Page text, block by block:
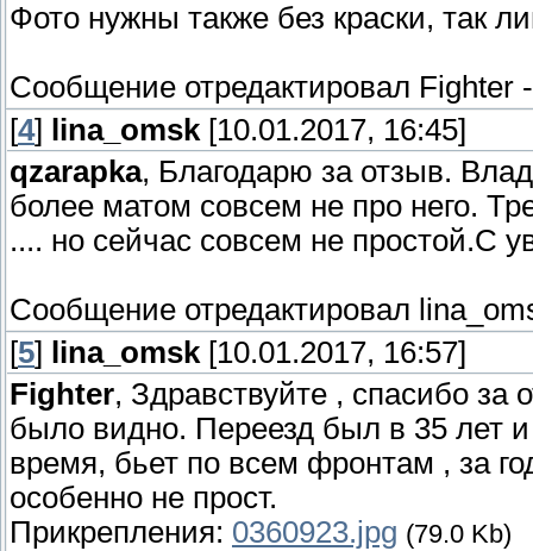
Фото нужны также без краски, так
Сообщение отредактировал Fighter
[4] lina_omsk [10.01.2017, 16:45]
qzarapka, Благодарю за отзыв.
более матом совсем не про него.
.... но сейчас совсем не простой.С
Сообщение отредактировал
[5] lina_omsk [10.01.2017, 16:57]
Fighter, Здравствуйте , спасибо за
было видно. Переезд был в 35 лет
время, бьет по всем фронтам , за
особенно не прост.
Прикрепления: 0360923.jpg (79.0 Kb)